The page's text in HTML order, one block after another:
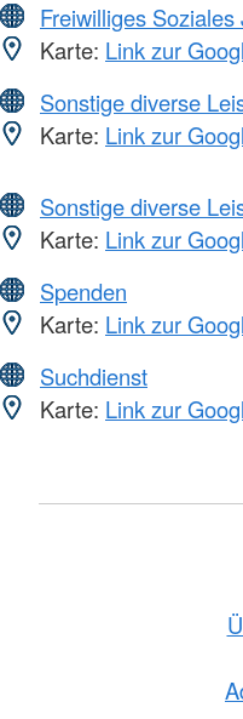
Freiwilliges Soziales
Karte: Link zur
Sonstige diverse
Karte: Link zur
Sonstige diverse
Karte: Link zur
Spenden
Karte: Link zur
Suchdienst
Karte: Link zur